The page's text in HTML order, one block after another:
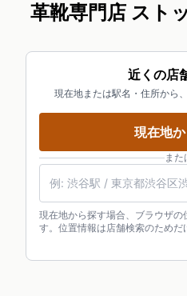
革靴専門店 スト
近くの店
現在地または駅名・住所から
現在地
また
現在地から探す場合、ブラウザ
す。位置情報は店舗検索のためだ